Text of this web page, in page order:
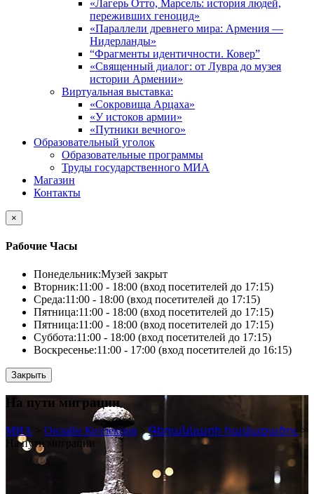
«Лагерь Отто, Марсель: история людей,
переживших геноцид»
«Параллели древнего мира: Армения —
Нидерланды»
“Фрагменты идентичности. Ковер”
«Священный диалог: от Лувра до музея
истории Армении»
Виртуальная выставка:
«Сокровища Арцаха»
«У истоков армии»
«Путники вечного»
Образовательный уголок
Образовательные программы
Труды государственного МИА
Магазин
Контакты
×
Рабочие Часы
Понедельник:Музей закрыт
Вторник:11:00 - 18:00 (вход посетителей до 17:15)
Среда:11:00 - 18:00 (вход посетителей до 17:15)
Пятница:11:00 - 18:00 (вход посетителей до 17:15)
Пятница:11:00 - 18:00 (вход посетителей до 17:15)
Суббота:11:00 - 18:00 (вход посетителей до 17:15)
Воскресенье:11:00 - 17:00 (вход посетителей до 16:15)
Закрыть
На пути миграции
МИА Онлайн Коллекция >Գեղանկարի հավաքածու >
На пути миграции